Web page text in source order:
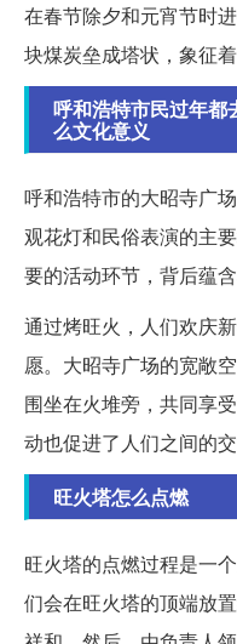
在春节除夕和元宵节时
块煤炭垒成塔状，象征
呼和浩特市民过年都
么文化意义
呼和浩特市的大昭寺广
观花灯和民俗表演的主
要的活动环节，背后蕴
通过烤旺火，人们欢庆
愿。大昭寺广场的宽敞
围坐在火堆旁，共同享
动也促进了人们之间的
旺火塔怎么点燃
旺火塔的点燃过程是一
们会在旺火塔的顶端放